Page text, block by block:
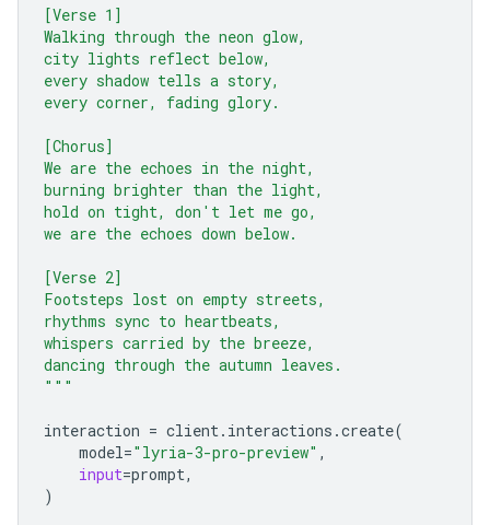
[Verse 1]
Walking through the neon glow,
city lights reflect below,
every shadow tells a story,
every corner, fading glory.
[Chorus]
We are the echoes in the night,
burning brighter than the light,
hold on tight, don't let me go,
we are the echoes down below.
[Verse 2]
Footsteps lost on empty streets,
rhythms sync to heartbeats,
whispers carried by the breeze,
dancing through the autumn leaves.
"""
interaction = client. interactions .create(
model="lyria-3-pro-preview" ,
input=prompt,
)